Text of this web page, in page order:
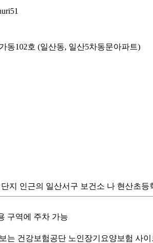
동102호 (일산동, 일산5차동문아파트)
지 인근의 일산서구 보건소 나 현산초
구역에 주차 가능
는 건강보험공단 노인장기요양보험 사